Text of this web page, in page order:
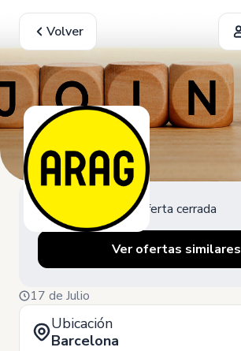
Volver
Oferta cerrada
Ver ofertas similares
17 de Julio
Ubicación
Barcelona